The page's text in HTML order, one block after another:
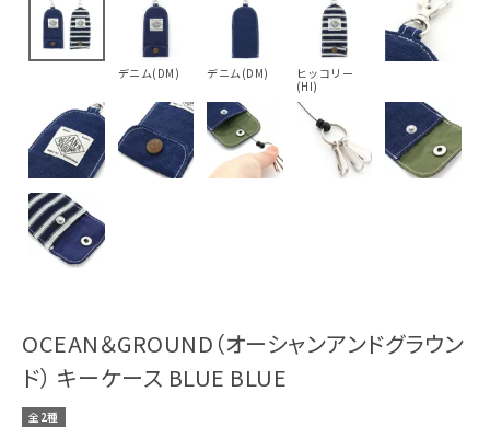
デニム(DM) デニム(DM)
ヒッコリー
(HI)
OCEAN＆GROUND（オーシャンアンドグラウン
ド） キーケース BLUE BLUE
全2種